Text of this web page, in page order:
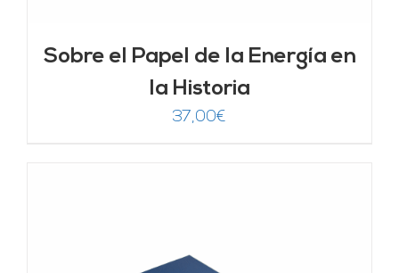
Sobre el Papel de la Energía en
la Historia
37,00€